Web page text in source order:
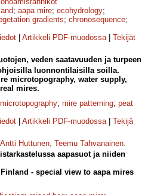
; aapa mire; ecohydrology;
gradients; chronosequence;
Artikkeli PDF-muodossa| Tekijät
veden saatavuuden ja turpeen
luonnontilaisilla soilla.
microtopography, water supply,
mires.
microtopography; mire patterning; peat
Artikkeli PDF-muodossa| Tekijä
Antti Huttunen, Teemu Tahvanainen.
aapasuot ja niiden
- special view to aapa mires